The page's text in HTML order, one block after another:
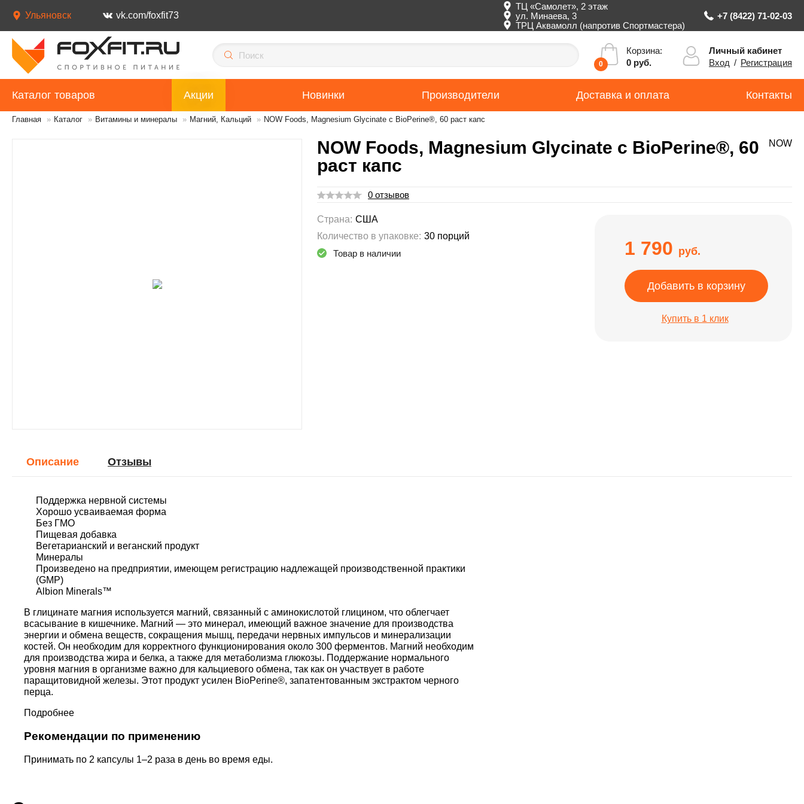
Ульяновск vk.com/foxfit73
ТЦ «Самолет», 2 этаж
ул. Минаева, 3
ТРЦ Аквамолл (напротив Спортмастера)
+7 (8422) 71-02-03
0
Корзина:
0 руб.
Личный кабинет
Вход / Регистрация
Каталог товаров Акции Новинки Производители Доставка и оплата Контакты
Главная » Каталог » Витамины и минералы » Магний, Кальций » NOW Foods, Magnesium Glycinate с BioPerine®, 60 раст капс
NOW Foods, Magnesium Glycinate с BioPerine®, 60
раст капс
NOW
0 отзывов
Страна: США
Количество в упаковке: 30 порций
Товар в наличии
1 790 руб.
Добавить в корзину
Купить в 1 клик
Описание Отзывы
​Поддержка нервной системы
Хорошо усваиваемая форма
Без ГМО
Пищевая добавка
Вегетарианский и веганский продукт
Минералы
Произведено на предприятии, имеющем регистрацию надлежащей производственной практики
(GMP)
Albion Minerals™
В глицинате магния используется магний, связанный с аминокислотой глицином, что облегчает
всасывание в кишечнике. Магний — это минерал, имеющий важное значение для производства
энергии и обмена веществ, сокращения мышц, передачи нервных импульсов и минерализации
костей. Он необходим для корректного функционирования около 300 ферментов. Магний необходим
для производства жира и белка, а также для метаболизма глюкозы. Поддержание нормального
уровня магния в организме важно для кальциевого обмена, так как он участвует в работе
паращитовидной железы. Этот продукт усилен BioPerine®, запатентованным экстрактом черного
перца.
Подробнее
Рекомендации по применению
Принимать по 2 капсулы 1–2 раза в день во время еды.